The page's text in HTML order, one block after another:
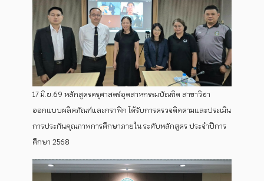
17 มิ.ย.69 หลักสูตรครุศาสตร์อุตสาหกรรมบัณฑิต สาขาวิชา
ออกแบบผลิตภัณฑ์และกราฟิก ได้รับการตรวจติดตามและประเมิน
การประกันคุณภาพการศึกษาภายใน ระดับหลักสูตร ประจำปีการ
ศึกษา 2568